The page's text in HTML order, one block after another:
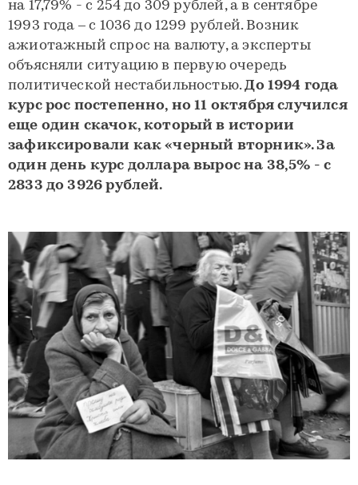
на 17,79% - с 254 до 309 рублей, а в сентябре
1993 года – с 1036 до 1299 рублей. Возник
ажиотажный спрос на валюту, а эксперты
объясняли ситуацию в первую очередь
политической нестабильностью.До 1994 года
курс рос постепенно, но 11 октября случился
еще один скачок, который в истории
зафиксировали как «черный вторник». За
один день курс доллара вырос на 38,5% - с
2833 до 3926 рублей.